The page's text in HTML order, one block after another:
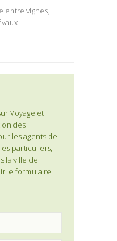
entre vignes,
Voyage et
des
les agents de
particuliers,
la ville de
le formulaire